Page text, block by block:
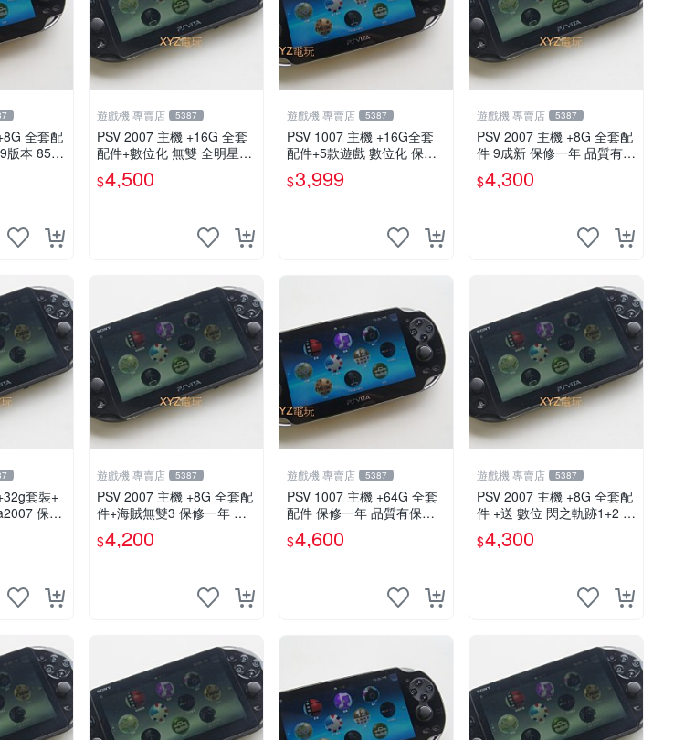
全套配
年保修
遊戲機 專賣店 5387
PSV 2007 主機 +16G 全套
配件+數位化 無雙 全明星大
$4,500
遊戲機 專賣店 5387
PSV 1007 主機 +16G全套
配件+5款遊戲 數位化 保修
一年 品質有保障
$3,999
遊戲機 專賣店 5387
PSV 2007 主機 +8G 全套配
件 9成新 保修一年 品質有保
$4,300
套裝+
遊戲機 專賣店 5387
PSV 2007 主機 +8G 全套配
件+海賊無雙3 保修一年 品
質有保障
$4,200
遊戲機 專賣店 5387
PSV 1007 主機 +64G 全套
配件 保修一年 品質有保障 p
$4,600
遊戲機 專賣店 5387
PSV 2007 主機 +8G 全套配
件 +送 數位 閃之軌跡1+2 保
修一年 品質有保障
$4,300